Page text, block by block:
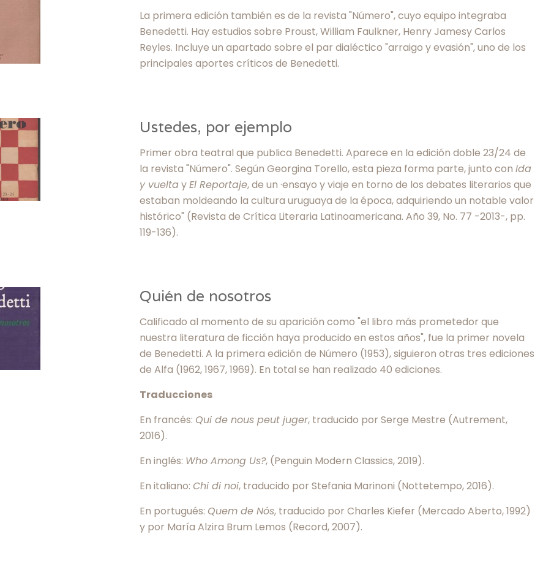
La primera edición también es de la revista "Número", cuyo equipo integraba
Benedetti. Hay estudios sobre Proust, William Faulkner, Henry Jamesy Carlos
Reyles. Incluye un apartado sobre el par dialéctico "arraigo y evasión", uno de los
principales aportes críticos de Benedetti.
Ustedes, por ejemplo
Primer obra teatral que publica Benedetti. Aparece en la edición doble 23/24 de
la revista "Número". Según Georgina Torello, esta pieza forma parte, junto conIda
y vueltayEl Reportaje, de un ·ensayo y viaje en torno de los debates literarios que
estaban moldeando la cultura uruguaya de la época, adquiriendo un notable valor
histórico" (Revista de Crítica Literaria Latinoamericana. Año 39, No. 77 -2013-, pp.
119-136).
Quién de nosotros
Calificado al momento de su aparición como "el libro más prometedor que
nuestra literatura de ficción haya producido en estos años", fue la primer novela
de Benedetti. A la primera edición de Número (1953), siguieron otras tres ediciones
de Alfa (1962, 1967, 1969). En total se han realizado 40 ediciones.
Traducciones
En francés: Qui de nous peut juger, traducido por Serge Mestre (Autrement,
2016).
En inglés: Who Among Us?, (Penguin Modern Classics, 2019).
En italiano:Chi di noi, traducido por Stefania Marinoni (Nottetempo, 2016).
En portugués: Quem de Nós, traducido por Charles Kiefer (Mercado Aberto, 1992)
y por María Alzira Brum Lemos (Record, 2007).